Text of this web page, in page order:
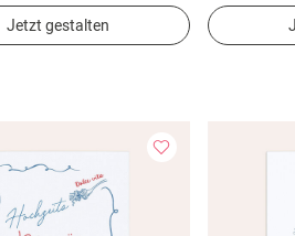
Jetzt gestalten